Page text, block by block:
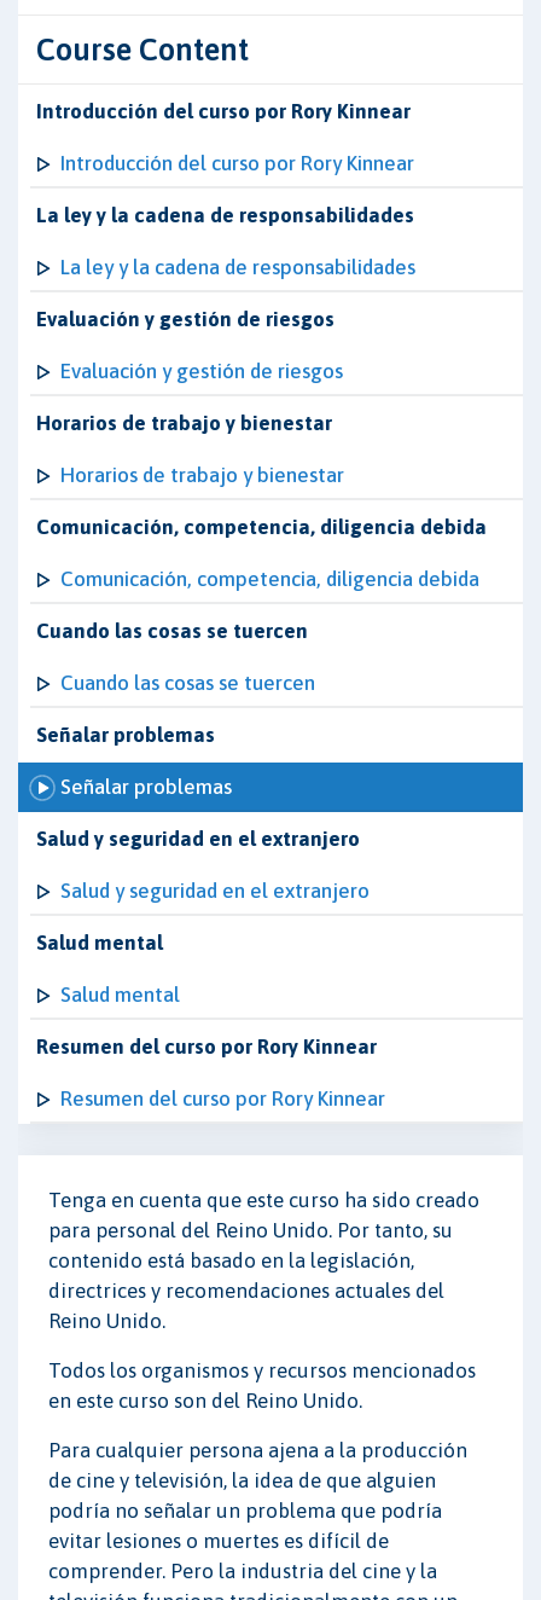
Course Content
Introducción del curso por Rory Kinnear
Introducción del curso por Rory Kinnear
La ley y la cadena de responsabilidades
La ley y la cadena de responsabilidades
Evaluación y gestión de riesgos
Evaluación y gestión de riesgos
Horarios de trabajo y bienestar
Horarios de trabajo y bienestar
Comunicación, competencia, diligencia debida
Comunicación, competencia, diligencia debida
Cuando las cosas se tuercen
Cuando las cosas se tuercen
Señalar problemas
Señalar problemas
Salud y seguridad en el extranjero
Salud y seguridad en el extranjero
Salud mental
Salud mental
Resumen del curso por Rory Kinnear
Resumen del curso por Rory Kinnear
Tenga en cuenta que este curso ha sido creado
para personal del Reino Unido. Por tanto, su
contenido está basado en la legislación,
directrices y recomendaciones actuales del
Reino Unido.
Todos los organismos y recursos mencionados
en este curso son del Reino Unido.
Para cualquier persona ajena a la producción
de cine y televisión, la idea de que alguien
podría no señalar un problema que podría
evitar lesiones o muertes es difícil de
comprender. Pero la industria del cine y la